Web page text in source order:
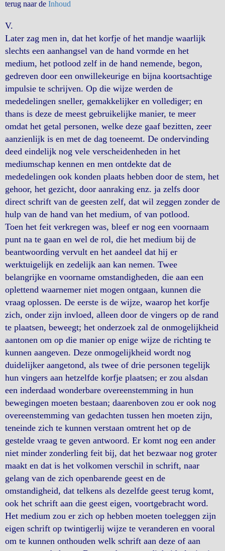
terug naar de Inhoud
V.
Later zag men in, dat het korfje of het mandje waarlijk
slechts een aanhangsel van de hand vormde en het
medium, het potlood zelf in de hand nemende, begon,
gedreven door een onwillekeurige en bijna koortsachtige
impulsie te schrijven. Op die wijze werden de
mededelingen sneller, gemakkelijker en vollediger; en
thans is deze de meest gebruikelijke manier, te meer
omdat het getal personen, welke deze gaaf bezitten, zeer
aanzienlijk is en met de dag toeneemt. De ondervinding
deed eindelijk nog vele verscheidenheden in het
mediumschap kennen en men ontdekte dat de
mededelingen ook konden plaats hebben door de stem, het
gehoor, het gezicht, door aanraking enz. ja zelfs door
direct schrift van de geesten zelf, dat wil zeggen zonder de
hulp van de hand van het medium, of van potlood.
Toen het feit verkregen was, bleef er nog een voornaam
punt na te gaan en wel de rol, die het medium bij de
beantwoording vervult en het aandeel dat hij er
werktuigelijk en zedelijk aan kan nemen. Twee
belangrijke en voorname omstandigheden, die aan een
oplettend waarnemer niet mogen ontgaan, kunnen die
vraag oplossen. De eerste is de wijze, waarop het korfje
zich, onder zijn invloed, alleen door de vingers op de rand
te plaatsen, beweegt; het onderzoek zal de onmogelijkheid
aantonen om op die manier op enige wijze de richting te
kunnen aangeven. Deze onmogelijkheid wordt nog
duidelijker aangetond, als twee of drie personen tegelijk
hun vingers aan hetzelfde korfje plaatsen; er zou alsdan
een inderdaad wonderbare overeenstemming in hun
bewegingen moeten bestaan; daarenboven zou er ook nog
overeenstemming van gedachten tussen hen moeten zijn,
teneinde zich te kunnen verstaan omtrent het op de
gestelde vraag te geven antwoord. Er komt nog een ander
niet minder zonderling feit bij, dat het bezwaar nog groter
maakt en dat is het volkomen verschil in schrift, naar
gelang van de zich openbarende geest en de
omstandigheid, dat telkens als dezelfde geest terug komt,
ook het schrift aan die geest eigen, voortgebracht word.
Het medium zou er zich op hebben moeten toeleggen zijn
eigen schrift op twintigerlij wijze te veranderen en vooral
om te kunnen onthouden welk schrift aan deze of aan